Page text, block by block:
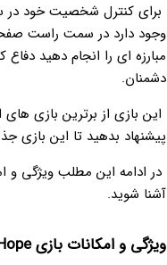
برای کنترل شخصیت خود
وجود دارد در سمت راست صفحه
مبارزه ای را انجام دهید
دشمنان.
این بازی از برترین بازی
پیشنهاد بدهید تا این بازی
در ادامه این مطلب ویژگی و
آشنا شوید.
ویژگی و امکانات بازی Implosion-Never Lose Hope